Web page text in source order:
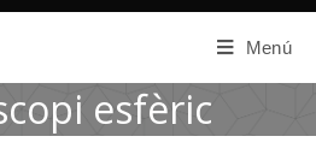
Menú
esfèric